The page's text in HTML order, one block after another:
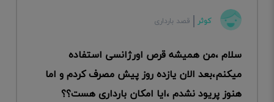
کوثر قصد بارداری
سلام ،من همیشه قرص اورژانسی استفاده
میکنم،بعد الان یازده روز پیش مصرف کردم و اما
هنوز پریود نشدم ،ایا امکان بارداری هست؟؟